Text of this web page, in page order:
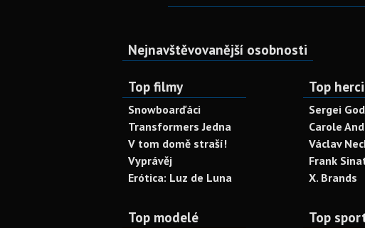
Nejnavštěvovanější osobnosti
Top filmy
Snowboarďáci
Transformers Jedna
V tom domě straší!
Vyprávěj
Erótica: Luz de Luna
Top herci
Sergei
Carole
Václav
Frank
X. Brands
Top modelé Top